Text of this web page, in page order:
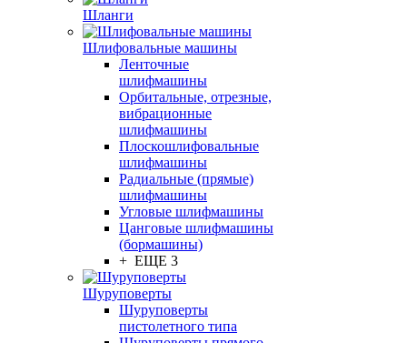
Шланги
Шлифовальные машины
Ленточные
шлифмашины
Орбитальные, отрезные,
вибрационные
шлифмашины
Плоскошлифовальные
шлифмашины
Радиальные (прямые)
шлифмашины
Угловые шлифмашины
Цанговые шлифмашины
(бормашины)
+ ЕЩЕ 3
Шуруповерты
Шуруповерты
пистолетного типа